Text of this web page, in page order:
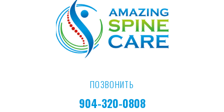
ПОЗВОНИТЬ
904-320-0808